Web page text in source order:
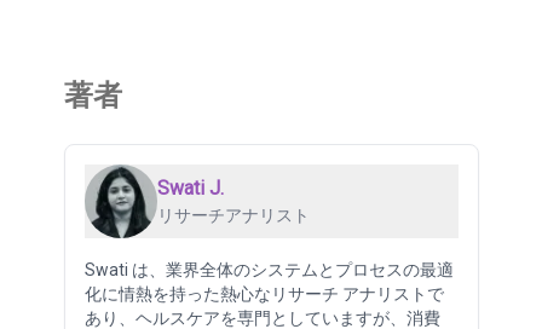
著者
Swati J.
リサーチアナリスト
Swati は、業界全体のシステムとプロセスの最適
化に情熱を持った熱心なリサーチ アナリストで
あり、ヘルスケアを専門としていますが、消費